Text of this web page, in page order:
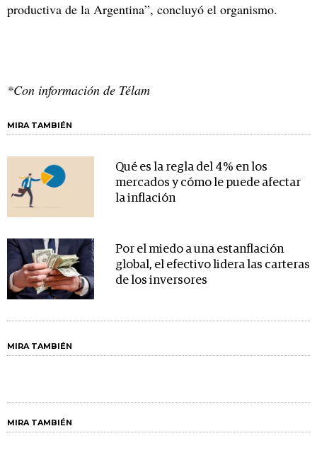
productiva de la Argentina”, concluyó el organismo.
*Con información de Télam
MIRA TAMBIÉN
Qué es la regla del 4% en los
mercados y cómo le puede afectar
la inflación
Por el miedo a una estanflación
global, el efectivo lidera las carteras
de los inversores
MIRA TAMBIÉN
MIRA TAMBIÉN